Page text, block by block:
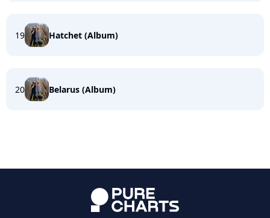
19 Hatchet (Album)
20 Belarus (Album)